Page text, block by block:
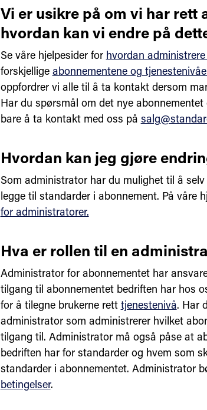
Vi er usikre på om vi har rett
hvordan kan vi endre på
Se våre hjelpesider for hvordan
forskjellige abonnementene og
oppfordrer vi alle til å ta kontakt dersom
Har du spørsmål om det nye
bare å ta kontakt med oss på
Hvordan kan jeg gjøre
Som administrator har du mulighet til å
legge til standarder i abonnement. På våre
for administratorer.
Hva er rollen til en
Administrator for abonnementet har
tilgang til abonnementet bedriften har hos
for å tilegne brukerne rett tjenestenivå. Har
administrator som administrerer hvilket
tilgang til. Administrator må også påse at
bedriften har for standarder og hvem som
standarder i abonnementet. Administrator
betingelser.